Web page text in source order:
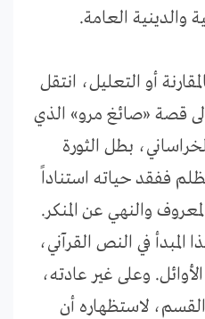
والدينية العامة.
أو التعليل، انتقل
قصة «صائغ مرو» الذي
بطل الثورة
ففقد حياته استناداً
والنهي عن المنكر.
في النص القرآني،
وعلى غير عادته،
لاستظهاره أن